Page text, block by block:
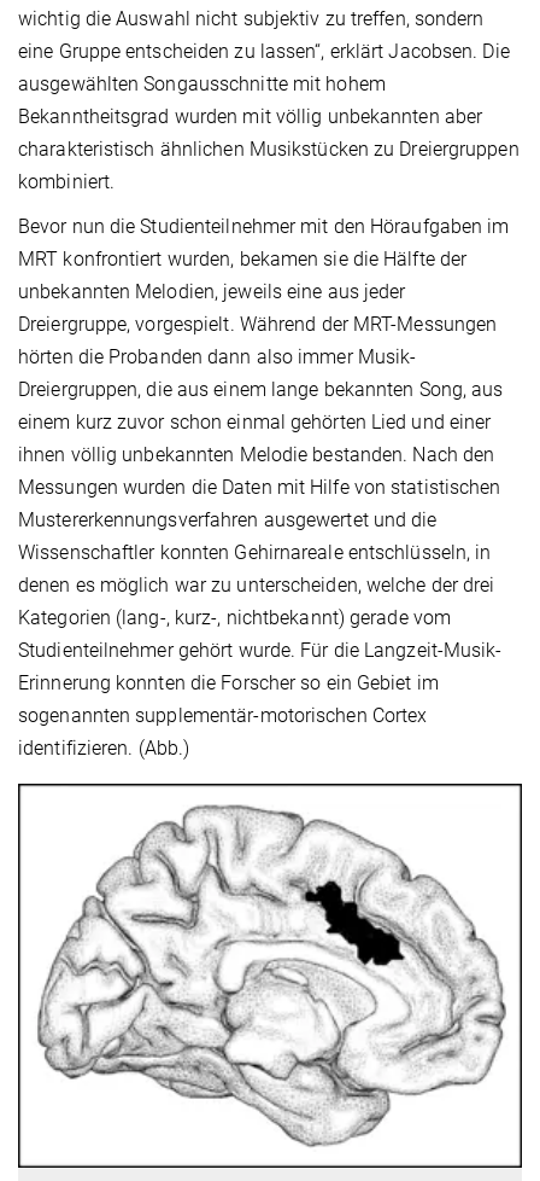
wichtig die Auswahl nicht subjektiv zu treffen, sondern
eine Gruppe entscheiden zu lassen“, erklärt Jacobsen. Die
ausgewählten Songausschnitte mit hohem
Bekanntheitsgrad wurden mit völlig unbekannten aber
charakteristisch ähnlichen Musikstücken zu Dreiergruppen
kombiniert.
Bevor nun die Studienteilnehmer mit den Höraufgaben im
MRT konfrontiert wurden, bekamen sie die Hälfte der
unbekannten Melodien, jeweils eine aus jeder
Dreiergruppe, vorgespielt. Während der MRT-Messungen
hörten die Probanden dann also immer Musik-
Dreiergruppen, die aus einem lange bekannten Song, aus
einem kurz zuvor schon einmal gehörten Lied und einer
ihnen völlig unbekannten Melodie bestanden. Nach den
Messungen wurden die Daten mit Hilfe von statistischen
Mustererkennungsverfahren ausgewertet und die
Wissenschaftler konnten Gehirnareale entschlüsseln, in
denen es möglich war zu unterscheiden, welche der drei
Kategorien (lang-, kurz-, nichtbekannt) gerade vom
Studienteilnehmer gehört wurde. Für die Langzeit-Musik-
Erinnerung konnten die Forscher so ein Gebiet im
sogenannten supplementär-motorischen Cortex
identifizieren. (Abb.)